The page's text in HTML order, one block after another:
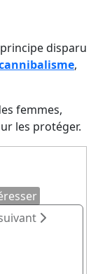
disparu
,
femmes,
les protéger.